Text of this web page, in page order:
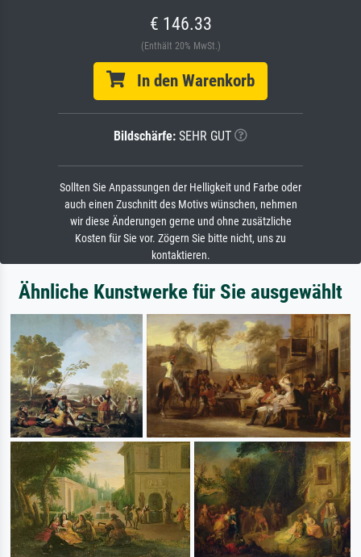
€ 146.33
(Enthält 20% MwSt.)
In den Warenkorb
Bildschärfe: SEHR GUT
Sollten Sie Anpassungen der Helligkeit und Farbe oder
auch einen Zuschnitt des Motivs wünschen, nehmen
wir diese Änderungen gerne und ohne zusätzliche
Kosten für Sie vor. Zögern Sie bitte nicht, uns zu
kontaktieren.
Ähnliche Kunstwerke für Sie ausgewählt